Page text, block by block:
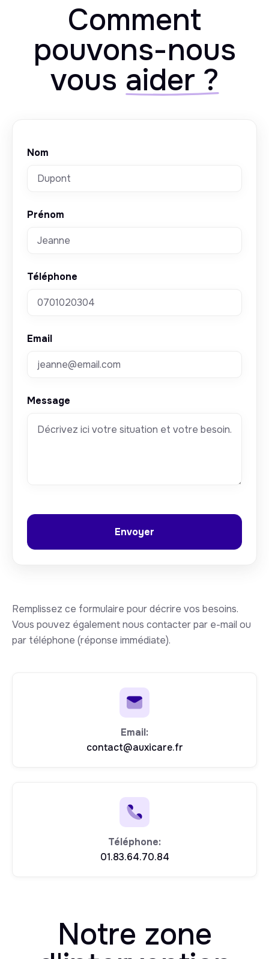
Comment
pouvons-nous
vous aider ?
Nom
Prénom
Téléphone
Email
Message
Remplissez ce formulaire pour décrire vos besoins.
Vous pouvez également nous contacter par e-mail ou
par téléphone (réponse immédiate).
Email:
contact@auxicare.fr
Téléphone:
01.83.64.70.84
Notre zone